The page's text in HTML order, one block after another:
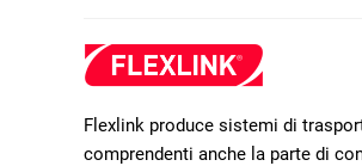
Flexlink produce sistemi di
comprendenti anche la parte di